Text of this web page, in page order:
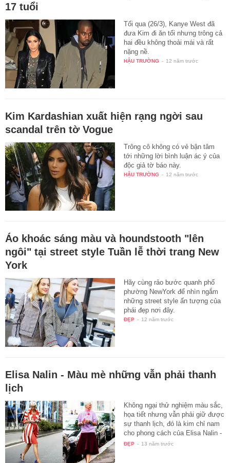
17 tuổi
Tối qua (26/3), Kanye West đã
đưa Kim đi ăn tối nhưng trông cả
hai đều không thoải mái và rất
nặng nề.
HẬU TRƯỜNG - 12 năm trước
Kim Kardashian xuất hiện rạng ngời sau
scandal trên tờ Vogue
Trông cô không có vẻ bận tâm
tới những lời bình luận ác ý của
độc giả tờ báo này.
HẬU TRƯỜNG - 12 năm trước
Áo khoác sáng màu và houndstooth "lên
ngôi" tại street style Tuần lễ thời trang New
York
Hãy cùng rảo bước quanh phố
phường NewYork để nhìn ngắm
những street style ấn tượng của
phái đẹp nơi đây.
ĐẸP - 12 năm trước
Elisa Nalin - Màu mè những vẫn phải thanh
lịch
Không ngại thử nghiệm màu sắc,
họa tiết nhưng vẫn phải giữ được
sự thanh lịch, đó là kim chỉ nam
cho phong cách của Elisa Nalin -
…
ĐẸP - 13 năm trước